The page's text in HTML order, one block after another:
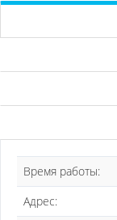
Время работы:
Адрес: